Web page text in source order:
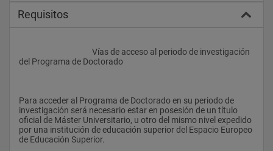
El Consejo Asesor de Doctorado fijará de antemano las fechas
del Tribunal de la tesis comunicará a la Escuela de Posgrado la
fecha de defensa con al menos quince días de antelación.
cuenta los periodos no lectivos del calendario académico:
Navidad, Semana Santa y mes de agosto.
Será obligatoria la comunicación a la comunidad universitaria
de la convocatoria de lectura pública de la tesis, a través de
Matemáticas Aplicadas a la Empresa
Modelos Estadísticos
Requisitos
del Programa de Doctorado
Para acceder al Programa de Doctorado en su periodo de
investigación será necesario estar en posesión de un título
oficial de Máster Universitario, u otro del mismo nivel expedido
por una institución de educación superior del Espacio Europeo
de Educación Superior.